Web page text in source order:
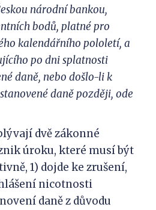
národní bankou,
bodů, platné pro
kalendářního pololetí, a
po dni splatnosti
daně, nebo došlo-li k
daně později, ode
dvě zákonné
úroku, které musí být
1) dojde ke zrušení,
nicotnosti
daně z důvodu